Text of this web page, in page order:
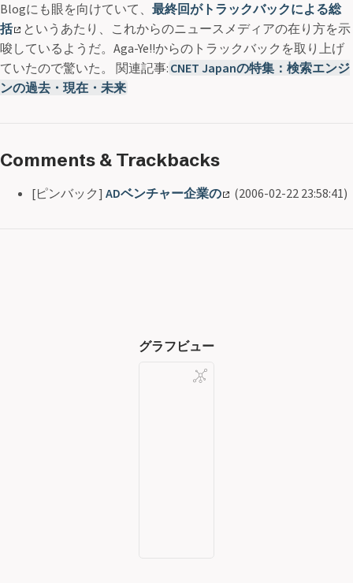
Blogにも眼を向けていて、 最終回がトラックバックによる総
括
というあたり、これからのニュースメディアの在り方を示
唆しているようだ。Aga-Ye!!からのトラックバックを取り上げ
ていたので驚いた。 関連記事: CNET Japanの特集：検索エンジ
ンの過去・現在・未来
Comments & Trackbacks
[ピンバック] ADベンチャー企業の (2006-02-22 23:58:41)
グラフビュー